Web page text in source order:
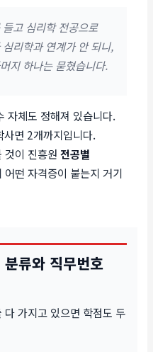
고 심리학 전공으로
리학과 연계가 안 되니,
지 하나는 묻혔습니다.
자체도 정해져 있습니다.
면 2개까지입니다.
것이 진흥원전공별
어떤 자격증이 붙는지 거기
류와 직무번호
가지고 있으면 학점도 두